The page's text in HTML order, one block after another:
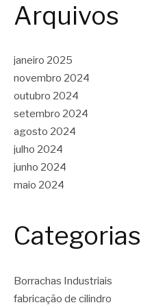
Arquivos
janeiro 2025
novembro 2024
outubro 2024
setembro 2024
agosto 2024
julho 2024
junho 2024
maio 2024
Categorias
Borrachas Industriais
fabricação de cilindro